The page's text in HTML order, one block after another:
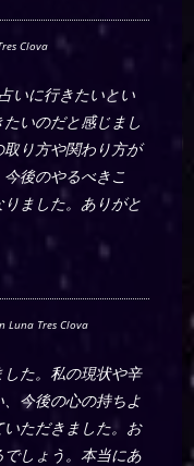
Clova
いに行きたいとい
いのだと感じまし
り方や関わり方が
後のやるべきこ
ました。ありがと
Luna Tres Clova
た。私の現状や辛
今後の心の持ちよ
ただきました。お
しょう。本当にあ